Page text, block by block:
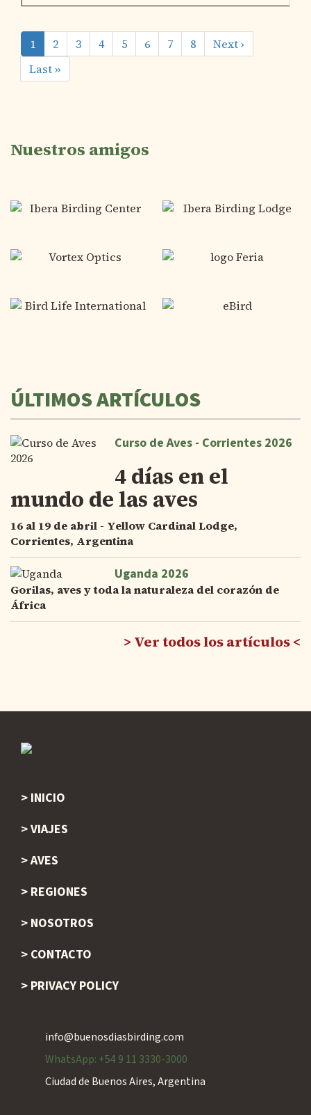
Paginación
Página
actual
1 Página
2 Página
3 Página
4 Página
5 Página
6 Página
7 Página
8
Siguiente
página
Next ›
Última
página
Last »
Nuestros amigos
ÚLTIMOS ARTÍCULOS
Curso de Aves - Corrientes 2026
4 días en el
mundo de las aves
16 al 19 de abril - Yellow Cardinal Lodge,
Corrientes, Argentina
Uganda 2026
Gorilas, aves y toda la naturaleza del corazón de
África
Ver todos los artículos
Footer
INICIO
VIAJES
AVES
REGIONES
NOSOTROS
CONTACTO
PRIVACY POLICY
info@buenosdiasbirding.com
WhatsApp: +54 9 11 3330-3000
Ciudad de Buenos Aires, Argentina